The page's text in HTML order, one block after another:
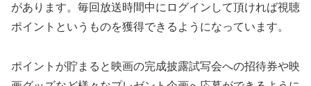
があります。毎回放送時間中にログインして頂ければ視聴
ポイントというものを獲得できるようになっています。
ポイントが貯まると映画の完成披露試写会への招待券や映